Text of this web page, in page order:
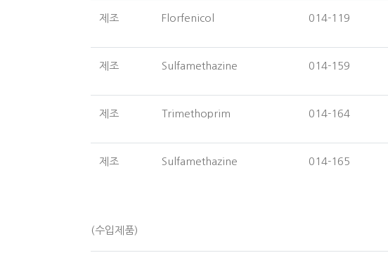
제조 Florfenicol 014-119
제조 Sulfamethazine 014-159
제조 Trimethoprim 014-164
제조 Sulfamethazine 014-165
(수입제품)